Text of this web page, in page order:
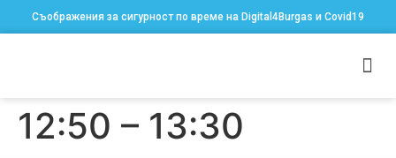
Съображения за сигурност по време на Digital4Burgas и Covid19
12:50 – 13:30